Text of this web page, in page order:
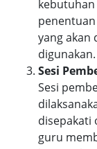
yang akan
digunakan.
Sesi
Sesi
disepakati
guru